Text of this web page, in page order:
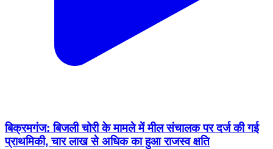
बिक्रमगंज: बिजली चोरी के मामले में मील संचालक पर दर्ज की गई
प्राथमिकी, चार लाख से अधिक का हुआ राजस्व क्षति